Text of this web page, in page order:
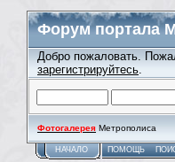
Форум портала
Добро пожаловать.
зарегистрируйтесь.
Фотогалерея Метрополиса
НАЧАЛО ПОМОЩЬ